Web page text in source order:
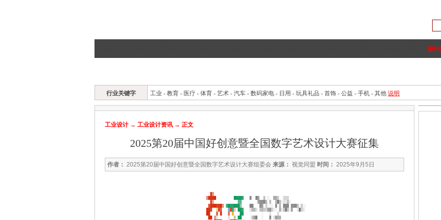
设计
行业关键字 工业 - 教育 - 医疗 - 体育 - 艺术 - 汽车 - 数码家电 - 日用 - 玩具礼品 - 首饰 - 公益 - 手机 - 其他 说明
工业设计 → 工业设计资讯 → 正文
2025第20届中国好创意暨全国数字艺术设计大赛征集
作者： 2025第20届中国好创意暨全国数字艺术设计大赛组委会 来源： 视觉同盟 时间： 2025年9月5日